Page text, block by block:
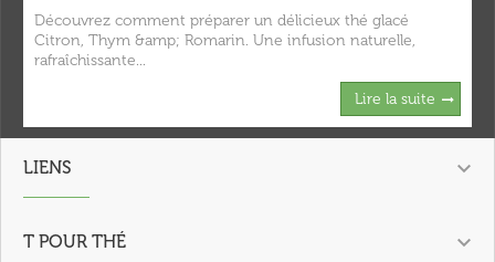
Découvrez comment préparer un délicieux thé glacé
Citron, Thym &amp; Romarin. Une infusion naturelle,
rafraîchissante...
Lire la suite
LIENS 
T POUR THÉ 